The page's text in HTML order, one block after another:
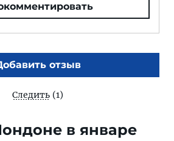
отзыв
Следить (1)
в январе